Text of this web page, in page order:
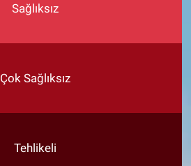
Sağlıksız
Çok Sağlıksız
Tehlikeli